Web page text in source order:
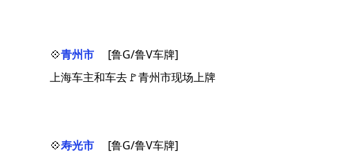
💠青州市
[鲁G/鲁V车牌]
上海车主和车去🚩青州市现场上牌
💠寿光市
[鲁G/鲁V车牌]